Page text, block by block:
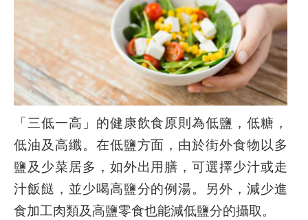
「三低一高」的健康飲食原則為低鹽，低糖，
低油及高纖。在低鹽方面，由於街外食物以多
鹽及少菜居多，如外出用膳，可選擇少汁或走
汁飯餸，並少喝高鹽分的例湯。另外，減少進
食加工肉類及高鹽零食也能減低鹽分的攝取。